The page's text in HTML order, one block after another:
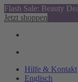
Flash Sale: Beauty
Jetzt shoppen
Hilfe & Kontakt
Englisch